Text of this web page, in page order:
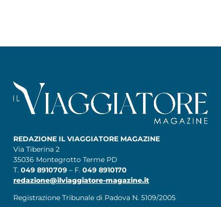
REDAZIONE IL VIAGGIATORE MAGAZINE
Via Tiberina 2
35036 Montegrotto Terme PD
T. 049 8910709 – F. 049 8910170
redazione@ilviaggiatore-magazine.it
Registrazione Tribunale di Padova N. 5109/2005